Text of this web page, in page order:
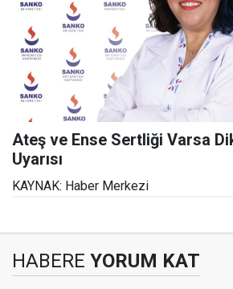
Ateş ve Ense Sertliği Varsa
Uyarısı
KAYNAK: Haber Merkezi
HABERE YORUM KAT